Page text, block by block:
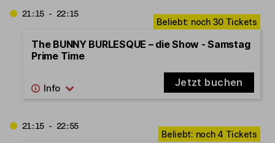
21:15 - 22:15
The BUNNY BURLESQUE – die Show - Samstag
Prime Time
Jetzt buchen
21:15 - 22:55